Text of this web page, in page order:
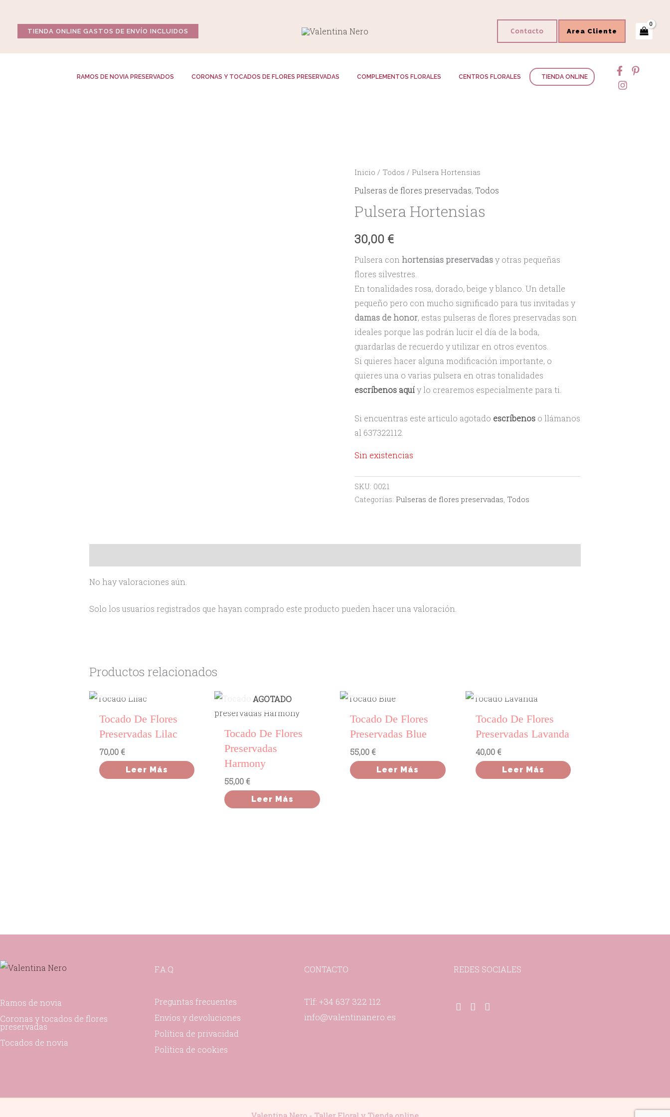
contenidoTIENDA ONLINE GASTOS DE ENVÍO INCLUIDOS Contacto Area Cliente
RAMOS DE NOVIA PRESERVADOS CORONAS Y TOCADOS DE FLORES PRESERVADAS COMPLEMENTOS FLORALES CENTROS FLORALES TIENDA ONLINE
Inicio / Todos / Pulsera Hortensias
Pulseras de flores preservadas, Todos
Pulsera Hortensias
30,00 €
Pulsera con hortensias preservadasy otras pequeñas
flores silvestres.
En tonalidades rosa, dorado, beige y blanco. Un detalle
pequeño pero con mucho significado para tus invitadas y
damas de honor, estas pulseras de flores preservadas son
ideales porque las podrán lucir el día de la boda,
guardarlas de recuerdo y utilizar en otros eventos.
Si quieres hacer alguna modificación importante, o
quieres una o varias pulsera en otras tonalidades
escríbenos aquí y lo crearemos especialmente para ti.
Si encuentras este articulo agotado escríbenos o llámanos
al 637322112.
Sin existencias
SKU: 0021
Categorías: Pulseras de flores preservadas, Todos
No hay valoraciones aún.
Solo los usuarios registrados que hayan comprado este producto pueden hacer una valoración.
Productos relacionados
Tocado De Flores
Preservadas Lilac
70,00€
Leer Más
AGOTADO
Tocado De Flores
Preservadas
Harmony
55,00€
Leer Más
Tocado De Flores
Preservadas Blue
55,00€
Leer Más
Tocado De Flores
Preservadas Lavanda
40,00€
Leer Más
Ramos de novia
Coronas y tocados de flores
preservadas
Tocados de novia
F.A.Q
Preguntas frecuentes
Envíos y devoluciones
Política de privacidad
Política de cookies
CONTACTO
Tlf: +34 637 322 112
info@valentinanero.es
REDES SOCIALES
f p